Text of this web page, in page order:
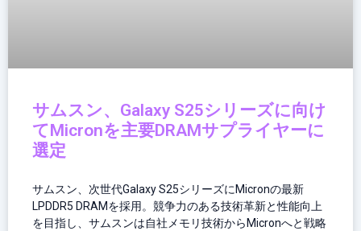
サムスン、Galaxy S25シリーズに向け
てMicronを主要DRAMサプライヤーに
選定
サムスン、次世代Galaxy S25シリーズにMicronの最新
LPDDR5 DRAMを採用。競争力のある技術革新と性能向上
を目指し、サムスンは自社メモリ技術からMicronへと戦略